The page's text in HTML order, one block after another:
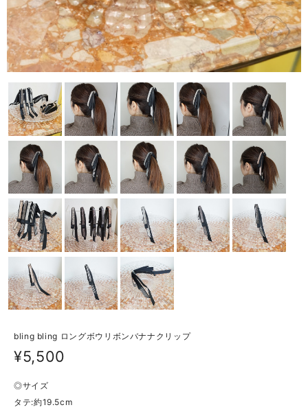
bling bling ロングボウリボンバナナクリップ
¥5,500
◎サイズ
タテ:約19.5cm